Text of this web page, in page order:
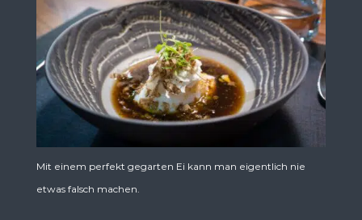
Mit einem perfekt gegarten Ei kann man eigentlich nie
etwas falsch machen.